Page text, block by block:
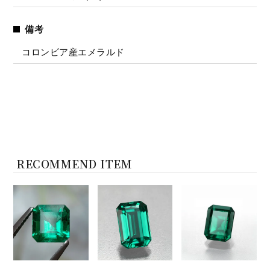
備考
コロンビア産エメラルド
RECOMMEND ITEM